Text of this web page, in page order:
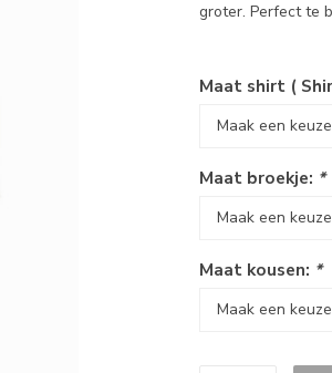
groter. Perfect te
Maat shirt (
Maat broekje: *
Maat kousen: *